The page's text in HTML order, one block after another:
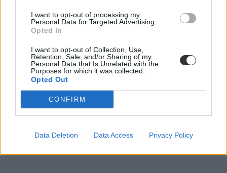
I want to opt-out of processing my
Personal Data for Targeted Advertising.
Opted In
I want to opt-out of Collection, Use,
Retention, Sale, and/or Sharing of my
Personal Data that Is Unrelated with the
Purposes for which it was collected.
Opted Out
CONFIRM
Data Deletion Data Access Privacy Policy